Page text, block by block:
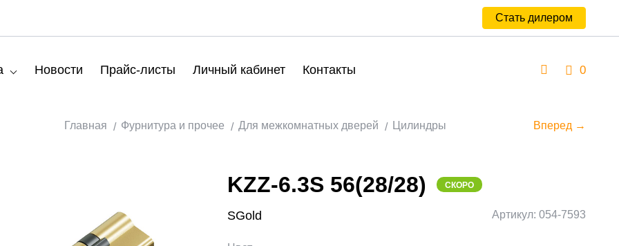
Стать дилером
Новости Прайс-листы Личный кабинет Контакты 0
Главная Фурнитура и прочее Для межкомнатных дверей Цилиндры Вперед →
KZZ-6.3S 56(28/28) СКОРО
SGold Артикул: 054-7593